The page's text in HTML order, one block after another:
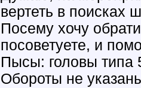
вертеть в поисках
Посему хочу
посоветуете, и
Пысы: головы типа
Обороты не